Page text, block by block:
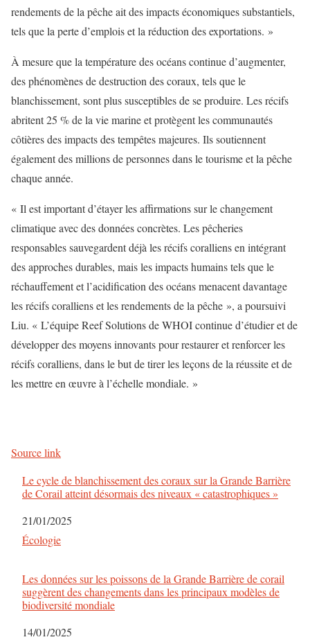
rendements de la pêche ait des impacts économiques substantiels,
tels que la perte d’emplois et la réduction des exportations. »
À mesure que la température des océans continue d’augmenter,
des phénomènes de destruction des coraux, tels que le
blanchissement, sont plus susceptibles de se produire. Les récifs
abritent 25 % de la vie marine et protègent les communautés
côtières des impacts des tempêtes majeures. Ils soutiennent
également des millions de personnes dans le tourisme et la pêche
chaque année.
« Il est important d’étayer les affirmations sur le changement
climatique avec des données concrètes. Les pêcheries
responsables sauvegardent déjà les récifs coralliens en intégrant
des approches durables, mais les impacts humains tels que le
réchauffement et l’acidification des océans menacent davantage
les récifs coralliens et les rendements de la pêche », a poursuivi
Liu. « L’équipe Reef Solutions de WHOI continue d’étudier et de
développer des moyens innovants pour restaurer et renforcer les
récifs coralliens, dans le but de tirer les leçons de la réussite et de
les mettre en œuvre à l’échelle mondiale. »
Source link
Le cycle de blanchissement des coraux sur la Grande Barrière
de Corail atteint désormais des niveaux « catastrophiques »
Date
21/01/2025
Par rapport à
Écologie
Les données sur les poissons de la Grande Barrière de corail
suggèrent des changements dans les principaux modèles de
biodiversité mondiale
Date
14/01/2025